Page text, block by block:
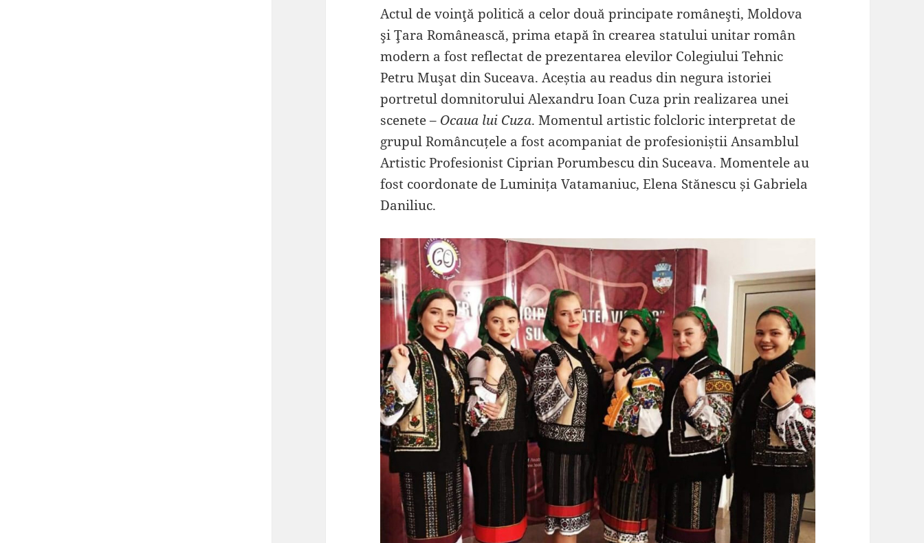
Actul de voinţă politică a celor două principate româneşti, Moldova
şi Ţara Românească, prima etapă în crearea statului unitar român
modern a fost reflectat de prezentarea elevilor Colegiului Tehnic
Petru Muşat din Suceava. Aceștia au readus din negura istoriei
portretul domnitorului Alexandru Ioan Cuza prin realizarea unei
scenete – Ocaua lui Cuza. Momentul artistic folcloric interpretat de
grupul Româncuțele a fost acompaniat de profesioniștii Ansamblul
Artistic Profesionist Ciprian Porumbescu din Suceava. Momentele au
fost coordonate de Luminița Vatamaniuc, Elena Stănescu și Gabriela
Daniliuc.